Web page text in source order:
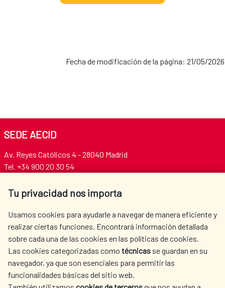
Fecha de modificación de la página: 21/05/2026
Tu privacidad nos importa
Usamos cookies para ayudarle a navegar de manera eficiente y
realizar ciertas funciones. Encontrará información detallada
sobre cada una de las cookies en las políticas de cookies.
Las cookies categorizadas como técnicas se guardan en su
navegador, ya que son esenciales para permitir las
funcionalidades básicas del sitio web.
SEDE AECID
Av. Reyes Católicos 4 - 28040 Madrid
Tel. +34 900 20 30 54​​​​​​​
AECID
WHERE DO WE COOPERATE?
SPANISH HUMANITARIAN
ACTION
PRESS ROOM
CULTURE AND SCIENCE LIBRARY